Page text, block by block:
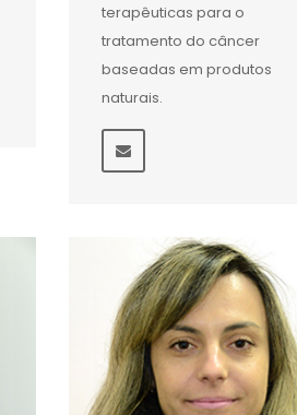
terapêuticas para o
tratamento do câncer
baseadas em produtos
naturais.